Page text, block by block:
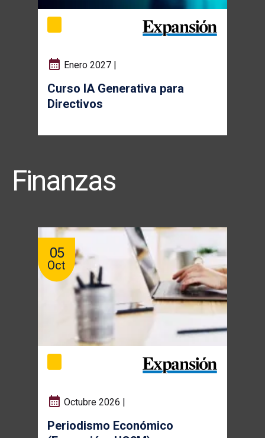
Enero 2027 |
Curso IA Generativa para
Directivos
Finanzas
05
Oct
Octubre 2026 |
Periodismo Económico